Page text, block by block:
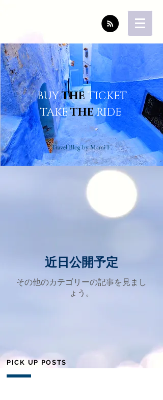
BUYTHETICKET
TAKETHERIDE
Travel Blog by Mami F.
近日公開予定
その他のカテゴリーの記事を見まし
ょう。
PICK UP POSTS